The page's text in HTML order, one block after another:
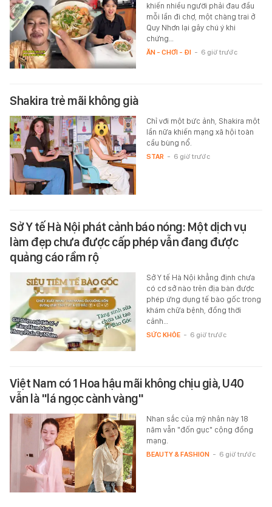
khiến nhiều người phải đau đầu
mỗi lần đi chợ, một chàng trai ở
Quy Nhơn lại gây chú ý khi
chứng…
ĂN - CHƠI - ĐI - 6 giờ trước
Shakira trẻ mãi không già
Chỉ với một bức ảnh, Shakira một
lần nữa khiến mạng xã hội toàn
cầu bùng nổ.
STAR - 6 giờ trước
Sở Y tế Hà Nội phát cảnh báo nóng: Một dịch vụ
làm đẹp chưa được cấp phép vẫn đang được
quảng cáo rầm rộ
Sở Y tế Hà Nội khẳng định chưa
có cơ sở nào trên địa bàn được
phép ứng dụng tế bào gốc trong
khám chữa bệnh, đồng thời
cảnh…
SỨC KHỎE - 6 giờ trước
Việt Nam có 1 Hoa hậu mãi không chịu già, U40
vẫn là "lá ngọc cành vàng"
Nhan sắc của mỹ nhân này 18
năm vẫn "đốn gục" cộng đồng
mạng.
BEAUTY & FASHION - 6 giờ trước